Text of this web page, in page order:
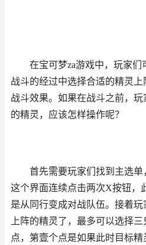
在宝可梦za游戏中，玩家
战斗的经过中选择合适的精灵
战斗效果。如果在战斗之前，
的精灵，应该怎样操作呢？
首先需要玩家们找到主选
这个界面连续点击两次X按钮，
是从同行变成对战队伍。接着
上阵的精灵了，最多可以选择
点，第壹个点是如果此时目标